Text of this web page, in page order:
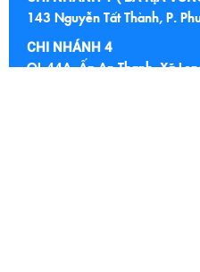
143 Nguyễn Tất Thành, P.
CHI NHÁNH 4
QL 44A, Ấp An Thạnh, Xã